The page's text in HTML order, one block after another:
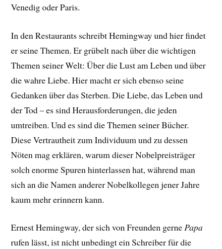
Venedig oder Paris.
In den Restaurants schreibt Hemingway und hier findet
er seine Themen. Er grübelt nach über die wichtigen
Themen seiner Welt: Über die Lust am Leben und über
die wahre Liebe. Hier macht er sich ebenso seine
Gedanken über das Sterben. Die Liebe, das Leben und
der Tod – es sind Herausforderungen, die jeden
umtreiben. Und es sind die Themen seiner Bücher.
Diese Vertrautheit zum Individuum und zu dessen
Nöten mag erklären, warum dieser Nobelpreisträger
solch enorme Spuren hinterlassen hat, während man
sich an die Namen anderer Nobelkollegen jener Jahre
kaum mehr erinnern kann.
Ernest Hemingway, der sich von Freunden gernePapa
rufen lässt, ist nicht unbedingt ein Schreiber für die